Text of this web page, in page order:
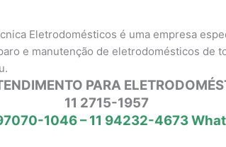
Eletrodomésticos é uma empresa
e manutenção de eletrodomésticos de
PARA
11 2715-1957
1046 – 11 94232-4673